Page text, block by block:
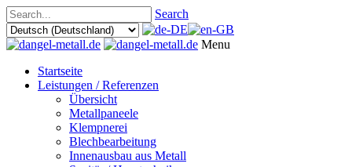
Search
Menu
Startseite
Leistungen / Referenzen
Übersicht
Metallpaneele
Klempnerei
Blechbearbeitung
Innenausbau aus Metall